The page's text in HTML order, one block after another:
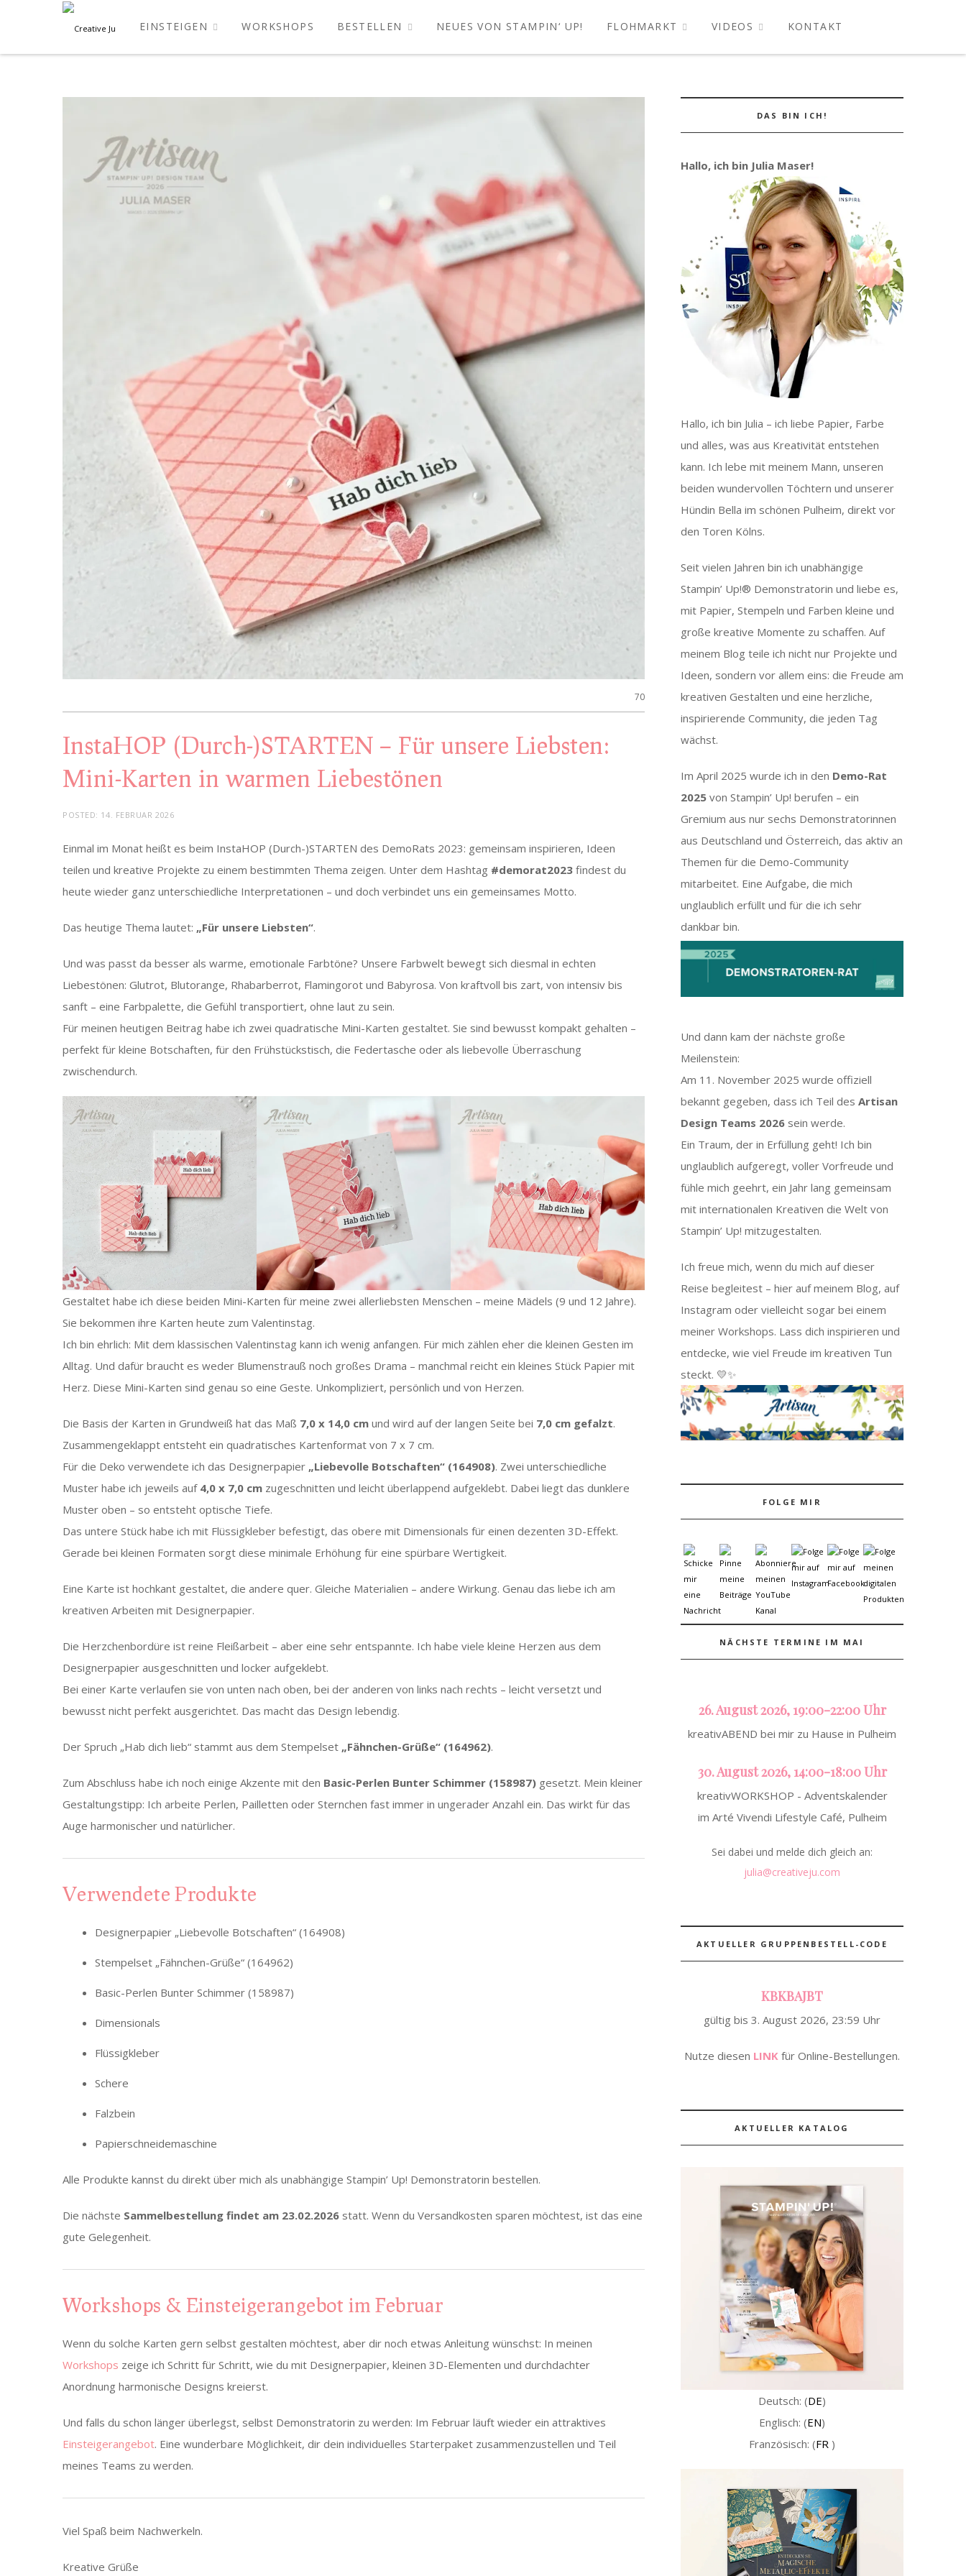
EINSTEIGEN WORKSHOPS BESTELLEN NEUES VON STAMPIN‘ UP! FLOHMARKT VIDEOS KONTAKT
70
InstaHOP (Durch-)STARTEN – Für unsere Liebsten:
Mini-Karten in warmen Liebestönen
POSTED: 14. FEBRUAR 2026
Einmal im Monat heißt es beim InstaHOP (Durch-)STARTEN des DemoRats 2023: gemeinsam inspirieren, Ideen
teilen und kreative Projekte zu einem bestimmten Thema zeigen. Unter dem Hashtag #demorat2023 findest du
heute wieder ganz unterschiedliche Interpretationen – und doch verbindet uns ein gemeinsames Motto.
Das heutige Thema lautet: „Für unsere Liebsten“.
Und was passt da besser als warme, emotionale Farbtöne? Unsere Farbwelt bewegt sich diesmal in echten
Liebestönen: Glutrot, Blutorange, Rhabarberrot, Flamingorot und Babyrosa. Von kraftvoll bis zart, von intensiv bis
sanft – eine Farbpalette, die Gefühl transportiert, ohne laut zu sein.
Für meinen heutigen Beitrag habe ich zwei quadratische Mini-Karten gestaltet. Sie sind bewusst kompakt gehalten –
perfekt für kleine Botschaften, für den Frühstückstisch, die Federtasche oder als liebevolle Überraschung
zwischendurch.
Gestaltet habe ich diese beiden Mini-Karten für meine zwei allerliebsten Menschen – meine Mädels (9 und 12 Jahre).
Sie bekommen ihre Karten heute zum Valentinstag.
Ich bin ehrlich: Mit dem klassischen Valentinstag kann ich wenig anfangen. Für mich zählen eher die kleinen Gesten im
Alltag. Und dafür braucht es weder Blumenstrauß noch großes Drama – manchmal reicht ein kleines Stück Papier mit
Herz. Diese Mini-Karten sind genau so eine Geste. Unkompliziert, persönlich und von Herzen.
Die Basis der Karten in Grundweiß hat das Maß 7,0 x 14,0 cm und wird auf der langen Seite bei 7,0 cm gefalzt.
Zusammengeklappt entsteht ein quadratisches Kartenformat von 7 x 7 cm.
Für die Deko verwendete ich das Designerpapier „Liebevolle Botschaften“ (164908). Zwei unterschiedliche
Muster habe ich jeweils auf 4,0 x 7,0 cm zugeschnitten und leicht überlappend aufgeklebt. Dabei liegt das dunklere
Muster oben – so entsteht optische Tiefe.
Das untere Stück habe ich mit Flüssigkleber befestigt, das obere mit Dimensionals für einen dezenten 3D-Effekt.
Gerade bei kleinen Formaten sorgt diese minimale Erhöhung für eine spürbare Wertigkeit.
Eine Karte ist hochkant gestaltet, die andere quer. Gleiche Materialien – andere Wirkung. Genau das liebe ich am
kreativen Arbeiten mit Designerpapier.
Die Herzchenbordüre ist reine Fleißarbeit – aber eine sehr entspannte. Ich habe viele kleine Herzen aus dem
Designerpapier ausgeschnitten und locker aufgeklebt.
Bei einer Karte verlaufen sie von unten nach oben, bei der anderen von links nach rechts – leicht versetzt und
bewusst nicht perfekt ausgerichtet. Das macht das Design lebendig.
Der Spruch „Hab dich lieb“ stammt aus dem Stempelset „Fähnchen-Grüße“ (164962).
Zum Abschluss habe ich noch einige Akzente mit den Basic-Perlen Bunter Schimmer (158987) gesetzt. Mein kleiner
Gestaltungstipp: Ich arbeite Perlen, Pailletten oder Sternchen fast immer in ungerader Anzahl ein. Das wirkt für das
Auge harmonischer und natürlicher.
Verwendete Produkte
Designerpapier „Liebevolle Botschaften“ (164908)
Stempelset „Fähnchen-Grüße“ (164962)
Basic-Perlen Bunter Schimmer (158987)
Dimensionals
Flüssigkleber
Schere
Falzbein
Papierschneidemaschine
Alle Produkte kannst du direkt über mich als unabhängige Stampin’ Up! Demonstratorin bestellen.
Die nächste Sammelbestellung findet am 23.02.2026 statt. Wenn du Versandkosten sparen möchtest, ist das eine
gute Gelegenheit.
Workshops & Einsteigerangebot im Februar
Wenn du solche Karten gern selbst gestalten möchtest, aber dir noch etwas Anleitung wünschst: In meinen
Workshops zeige ich Schritt für Schritt, wie du mit Designerpapier, kleinen 3D-Elementen und durchdachter
Anordnung harmonische Designs kreierst.
Und falls du schon länger überlegst, selbst Demonstratorin zu werden: Im Februar läuft wieder ein attraktives
Einsteigerangebot. Eine wunderbare Möglichkeit, dir dein individuelles Starterpaket zusammenzustellen und Teil
meines Teams zu werden.
Viel Spaß beim Nachwerkeln.
Kreative Grüße
DAS BIN ICH!
Hallo, ich bin Julia Maser!
Hallo, ich bin Julia – ich liebe Papier, Farbe
und alles, was aus Kreativität entstehen
kann. Ich lebe mit meinem Mann, unseren
beiden wundervollen Töchtern und unserer
Hündin Bella im schönen Pulheim, direkt vor
den Toren Kölns.
Seit vielen Jahren bin ich unabhängige
Stampin’ Up!® Demonstratorin und liebe es,
mit Papier, Stempeln und Farben kleine und
große kreative Momente zu schaffen. Auf
meinem Blog teile ich nicht nur Projekte und
Ideen, sondern vor allem eins: die Freude am
kreativen Gestalten und eine herzliche,
inspirierende Community, die jeden Tag
wächst.
Im April 2025 wurde ich in den Demo-Rat
2025 von Stampin’ Up! berufen – ein
Gremium aus nur sechs Demonstratorinnen
aus Deutschland und Österreich, das aktiv an
Themen für die Demo-Community
mitarbeitet. Eine Aufgabe, die mich
unglaublich erfüllt und für die ich sehr
dankbar bin.
Und dann kam der nächste große
Meilenstein:
Am 11. November 2025 wurde offiziell
bekannt gegeben, dass ich Teil des Artisan
Design Teams 2026 sein werde.
Ein Traum, der in Erfüllung geht! Ich bin
unglaublich aufgeregt, voller Vorfreude und
fühle mich geehrt, ein Jahr lang gemeinsam
mit internationalen Kreativen die Welt von
Stampin’ Up! mitzugestalten.
Ich freue mich, wenn du mich auf dieser
Reise begleitest – hier auf meinem Blog, auf
Instagram oder vielleicht sogar bei einem
meiner Workshops. Lass dich inspirieren und
entdecke, wie viel Freude im kreativen Tun
steckt. 💛✨
FOLGE MIR
NÄCHSTE TERMINE IM MAI
26. August 2026, 19:00-22:00 Uhr
kreativABEND bei mir zu Hause in Pulheim
30. August 2026, 14:00-18:00 Uhr
kreativWORKSHOP - Adventskalender
im Arté Vivendi Lifestyle Café, Pulheim
Sei dabei und melde dich gleich an:
julia@creativeju.com
AKTUELLER GRUPPENBESTELL-CODE
KBKBAJBT
gültig bis 3. August 2026, 23:59 Uhr
Nutze diesen LINK für Online-Bestellungen.
AKTUELLER KATALOG
Deutsch: (DE)
Englisch: (EN)
Französisch: (FR )